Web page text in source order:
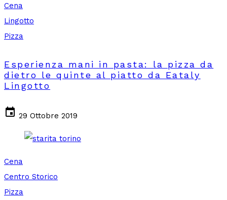
Cena
Lingotto
Pizza
Esperienza mani in pasta: la pizza da
dietro le quinte al piatto da Eataly
Lingotto
event 29 Ottobre 2019
Cena
Centro Storico
Pizza